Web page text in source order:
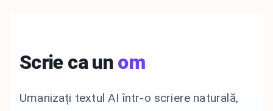
Scrie ca un om
Umanizați textul AI într-o scriere naturală,